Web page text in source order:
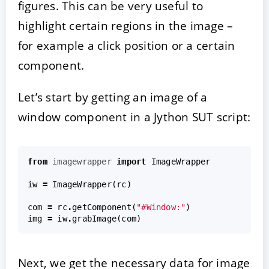
figures. This can be very useful to
highlight certain regions in the image –
for example a click position or a certain
component.
Let’s start by getting an image of a
window component in a Jython SUT script:
from imagewrapper import ImageWrapper
iw = ImageWrapper( rc)
com = rc.getComponent ( "#Window:")
img = iw.grabImage(com)
Next, we get the necessary data for image